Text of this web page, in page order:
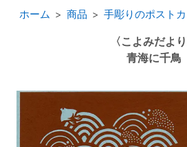
ホーム 商品 手彫りのポスト
〈こよみだより
青海に千鳥